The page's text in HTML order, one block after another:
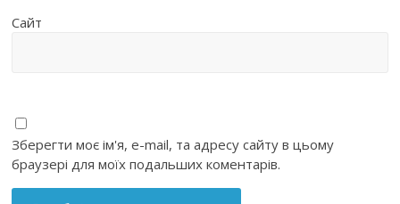
Сайт
Зберегти моє ім'я, e-mail, та адресу сайту в цьому
браузері для моїх подальших коментарів.